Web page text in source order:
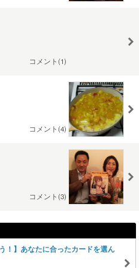
コメント(1)
コメント(4)
コメント(3)
！】あなたに合ったカードを選ん